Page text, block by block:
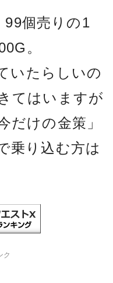
99個売りの1
。
いたらしいの
てはいますが
だけの金策」
乗り込む方は
ク